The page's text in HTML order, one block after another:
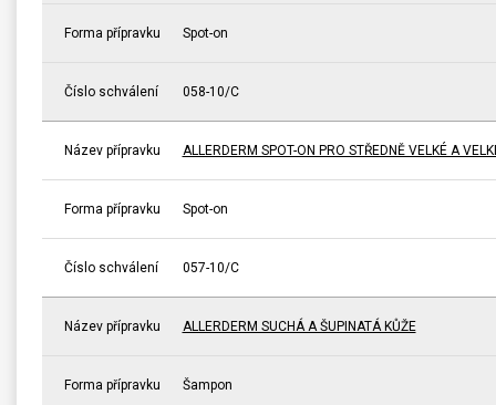
Forma přípravku Spot-on
Číslo schválení 058-10/C
Název přípravku ALLERDERM SPOT-ON PRO STŘEDNĚ VELKÉ A
Forma přípravku Spot-on
Číslo schválení 057-10/C
Název přípravku ALLERDERM SUCHÁ A ŠUPINATÁ KŮŽE
Forma přípravku Šampon